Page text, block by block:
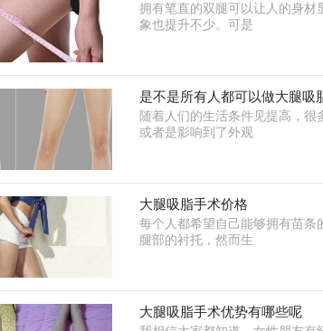
拥有笔直的双腿可以让人的身材
象也提升不少。可是
是不是所有人都可以做大腿吸
随着人们的生活条件见提高，很
或者是影响到了外观
大腿吸脂手术价格
每个人都希望自己能够拥有苗条
腿部的衬托，然而生
大腿吸脂手术优势有哪些呢